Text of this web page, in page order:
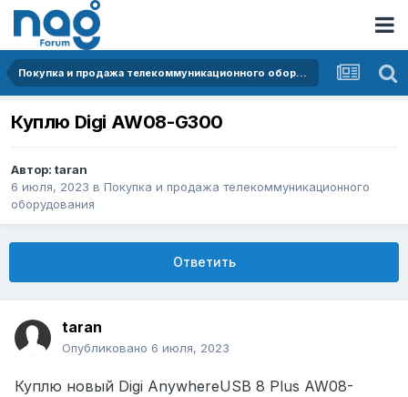
Покупка и продажа телекоммуникационного оборудования
Куплю Digi AW08-G300
Автор: taran
6 июля, 2023 в Покупка и продажа телекоммуникационного
оборудования
Ответить
taran
Опубликовано 6 июля, 2023
Куплю новый Digi AnywhereUSB 8 Plus AW08-